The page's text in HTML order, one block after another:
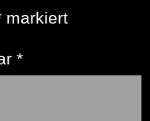
markiert
*